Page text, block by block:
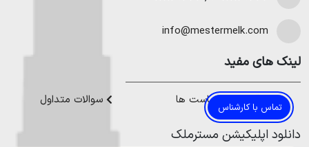
خواهند بود.
تماس با کارشناس
هموطنان عزیز خدمت کنیم.
info@mestermelk.com
لینک های مفید
قوانین و سیاست ها سوالات متداول
دانلود اپلیکیشن مستر‌ملک